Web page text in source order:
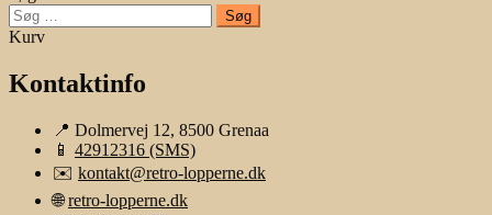
Søg
efter:
Kurv
Kontaktinfo
📍 Dolmervej 12, 8500 Grenaa
📱 42912316 (SMS)
✉️ kontakt@retro-lopperne.dk
🌐retro-lopperne.dk